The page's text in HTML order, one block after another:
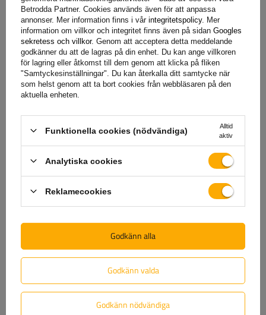
+46 842 002 023 unitrailer@unitrailer.se
Specifikation
Leverans
Ställ en fråga
Recensioner(0)
Skriv ditt omdöme
Ditt betyg:
5/5
Betrodda Partner. Cookies används även för att anpassa
annonser. Mer information finns i vår integritetspolicy. Mer
information om villkor och integritet finns även på sidan Googles
sekretess och villkor. Genom att acceptera detta meddelande
godkänner du att de lagras på din enhet. Du kan ange villkoren
för lagring eller åtkomst till dem genom att klicka på fliken
"Samtyckesinställningar". Du kan återkalla ditt samtycke när
som helst genom att ta bort cookies från webbläsaren på den
aktuella enheten.
Funktionella cookies (nödvändiga)
Alltid
aktiv
Analytiska cookies
Reklamecookies
Godkänn valda
Godkänn nödvändiga
Godkänn alla